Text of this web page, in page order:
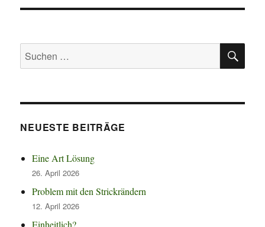
Volltreffer
Suchen
nach:
NEUESTE BEITRÄGE
Eine Art Lösung
26. April 2026
Problem mit den Strickrändern
12. April 2026